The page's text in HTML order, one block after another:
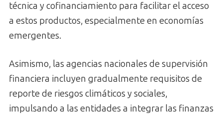
técnica y cofinanciamiento para facilitar el acceso
a estos productos, especialmente en economías
emergentes.
Asimismo, las agencias nacionales de supervisión
financiera incluyen gradualmente requisitos de
reporte de riesgos climáticos y sociales,
impulsando a las entidades a integrar las finanzas